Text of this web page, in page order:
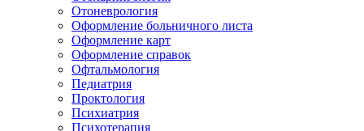
Отоневрология
Оформление больничного листа
Оформление карт
Оформление справок
Офтальмология
Педиатрия
Проктология
Психиатрия
Психотерапия